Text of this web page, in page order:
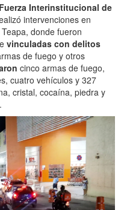
Fuerza Interinstitucional de
intervenciones en
donde fueron
vinculadas con delitos
de fuego y otros
cinco armas de fuego,
cuatro vehículos y 327
cristal, cocaína, piedra y
.